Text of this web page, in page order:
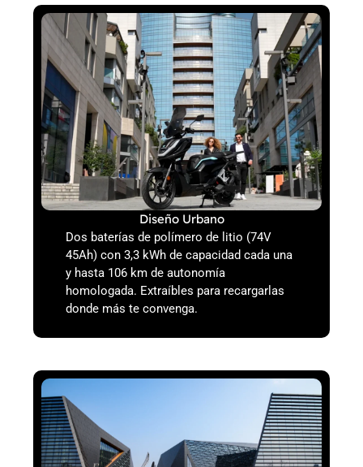
Diseño Urbano
Dos baterías de polímero de litio (74V
45Ah) con 3,3 kWh de capacidad cada una
y hasta 106 km de autonomía
homologada. Extraíbles para recargarlas
donde más te convenga.